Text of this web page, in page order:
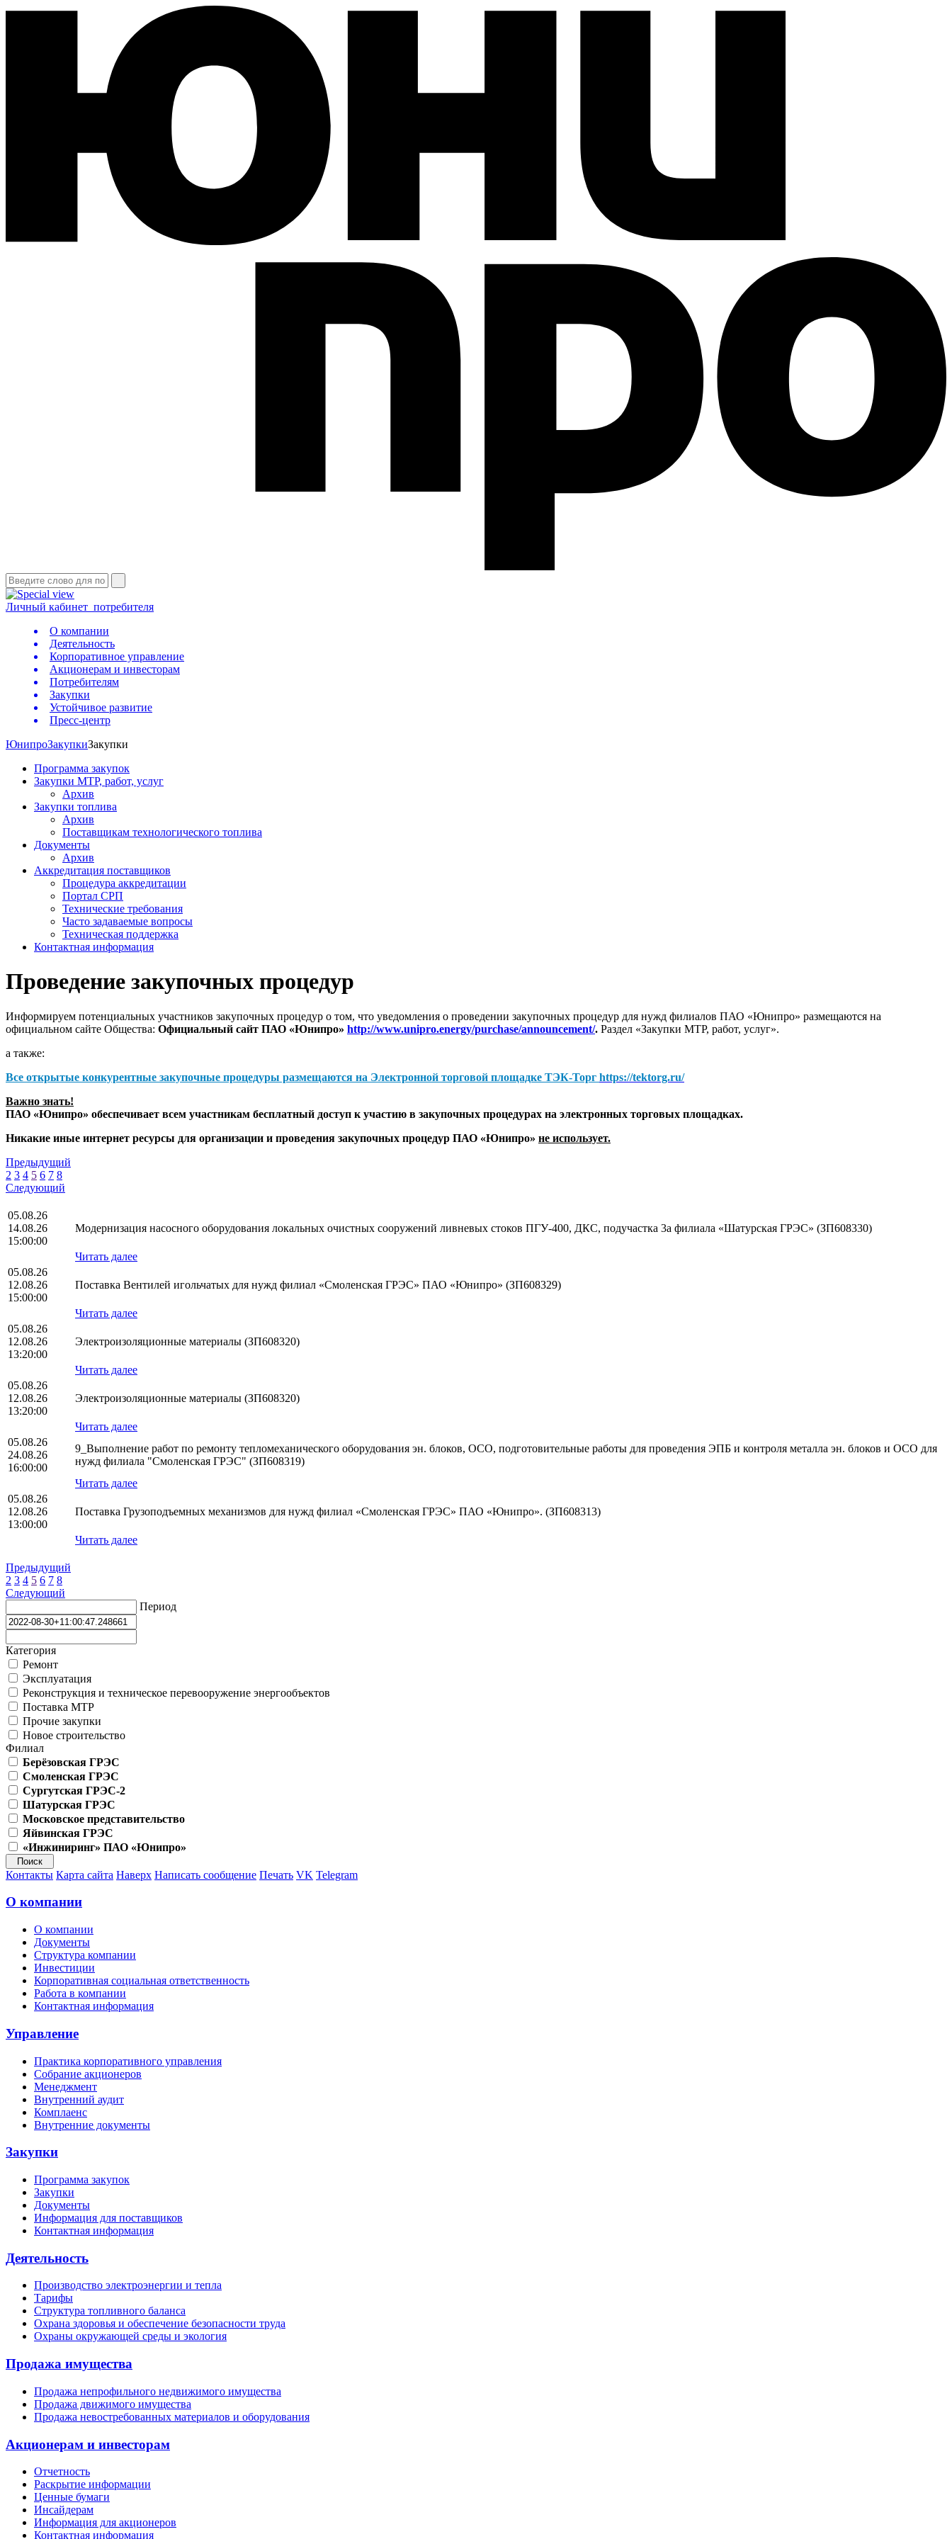
Личный кабинет потребителя
О компании
Деятельность
Корпоративное управление
Акционерам и инвесторам
Потребителям
Закупки
Устойчивое развитие
Пресс-центр
ЮнипроЗакупкиЗакупки
Программа закупок
Закупки МТР, работ, услуг
Архив
Закупки топлива
Архив
Поставщикам технологического топлива
Документы
Архив
Аккредитация поставщиков
Процедура аккредитации
Портал СРП
Технические требования
Часто задаваемые вопросы
Техническая поддержка
Контактная информация
Проведение закупочных процедур
Информируем потенциальных участников закупочных процедур о том, что уведомления о проведении закупочных процедур для нужд филиалов ПАО «Юнипро» размещаются на
официальном сайте Общества: Официальный сайт ПАО «Юнипро» http://www.unipro.energy/purchase/announcement/. Раздел «Закупки МТР, работ, услуг».
а также:
Все открытые конкурентные закупочные процедуры размещаются на Электронной торговой площадке ТЭК-Торг https://tektorg.ru/
Важно знать!
ПАО «Юнипро» обеспечивает всем участникам бесплатный доступ к участию в закупочных процедурах на электронных торговых площадках.
Никакие иные интернет ресурсы для организации и проведения закупочных процедур ПАО «Юнипро» не использует.
Предыдущий
2 3 4 5 6 7 8
Следующий
05.08.26
14.08.26
15:00:00
Модернизация насосного оборудования локальных очистных сооружений ливневых стоков ПГУ-400, ДКС, подучастка 3а филиала «Шатурская ГРЭС» (ЗП608330)
Читать далее
05.08.26
12.08.26
15:00:00
Поставка Вентилей игольчатых для нужд филиал «Смоленская ГРЭС» ПАО «Юнипро» (ЗП608329)
Читать далее
05.08.26
12.08.26
13:20:00
Электроизоляционные материалы (ЗП608320)
Читать далее
05.08.26
12.08.26
13:20:00
Электроизоляционные материалы (ЗП608320)
Читать далее
05.08.26
24.08.26
16:00:00
9_Выполнение работ по ремонту тепломеханического оборудования эн. блоков, ОСО, подготовительные работы для проведения ЭПБ и контроля металла эн. блоков и ОСО для
нужд филиала "Смоленская ГРЭС" (ЗП608319)
Читать далее
05.08.26
12.08.26
13:00:00
Поставка Грузоподъемных механизмов для нужд филиал «Смоленская ГРЭС» ПАО «Юнипро». (ЗП608313)
Читать далее
Предыдущий
2 3 4 5 6 7 8
Следующий
Период
Категория
Ремонт
Эксплуатация
Реконструкция и техническое перевооружение энергообъектов
Поставка МТР
Прочие закупки
Новое строительство
Филиал
Берёзовская ГРЭС
Смоленская ГРЭС
Сургутская ГРЭС-2
Шатурская ГРЭС
Московское представительство
Яйвинская ГРЭС
«Инжиниринг» ПАО «Юнипро»
Контакты Карта сайта Наверх Написать сообщение Печать VK Telegram
О компании
О компании
Документы
Структура компании
Инвестиции
Корпоративная социальная ответственность
Работа в компании
Контактная информация
Управление
Практика корпоративного управления
Собрание акционеров
Менеджмент
Внутренний аудит
Комплаенс
Внутренние документы
Закупки
Программа закупок
Закупки
Документы
Информация для поставщиков
Контактная информация
Деятельность
Производство электроэнергии и тепла
Тарифы
Структура топливного баланса
Охрана здоровья и обеспечение безопасности труда
Охраны окружающей среды и экология
Продажа имущества
Продажа непрофильного недвижимого имущества
Продажа движимого имущества
Продажа невостребованных материалов и оборудования
Акционерам и инвесторам
Отчетность
Раскрытие информации
Ценные бумаги
Инсайдерам
Информация для акционеров
Контактная информация